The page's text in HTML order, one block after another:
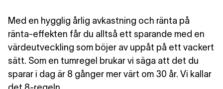
Med en hygglig årlig avkastning och ränta på
ränta-effekten får du alltså ett sparande med en
värdeutveckling som böjer av uppåt på ett vackert
sätt. Som en tumregel brukar vi säga att det du
sparar i dag är 8 gånger mer värt om 30 år. Vi kallar